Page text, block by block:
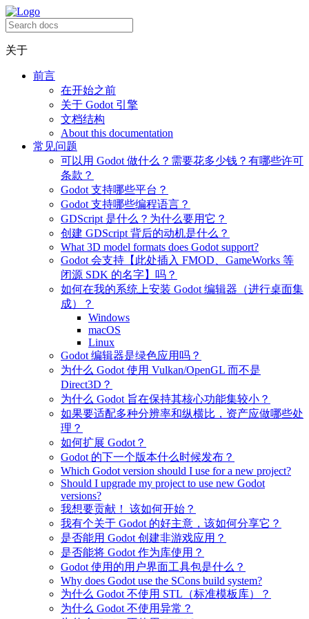
关于
前言
在开始之前
关于 Godot 引擎
文档结构
About this documentation
常见问题
可以用 Godot 做什么？需要花多少钱？有哪些许可
条款？
Godot 支持哪些平台？
Godot 支持哪些编程语言？
GDScript 是什么？为什么要用它？
创建 GDScript 背后的动机是什么？
What 3D model formats does Godot support?
Godot 会支持【此处插入 FMOD、GameWorks 等
闭源 SDK 的名字】吗？
如何在我的系统上安装 Godot 编辑器（进行桌面集
成）？
Windows
macOS
Linux
Godot 编辑器是绿色应用吗？
为什么 Godot 使用 Vulkan/OpenGL 而不是
Direct3D？
为什么 Godot 旨在保持其核心功能集较小？
如果要适配多种分辨率和纵横比，资产应做哪些处
理？
如何扩展 Godot？
Godot 的下一个版本什么时候发布？
Which Godot version should I use for a new project?
Should I upgrade my project to use new Godot
versions?
我想要贡献！ 该如何开始？
我有个关于 Godot 的好主意，该如何分享它？
是否能用 Godot 创建非游戏应用？
是否能将 Godot 作为库使用？
Godot 使用的用户界面工具包是什么？
Why does Godot use the SCons build system?
为什么 Godot 不使用 STL（标准模板库）？
为什么 Godot 不使用异常？